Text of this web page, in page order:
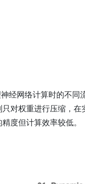
经网络计算时的不同
对权重进行压缩，
度但计算效率较低。